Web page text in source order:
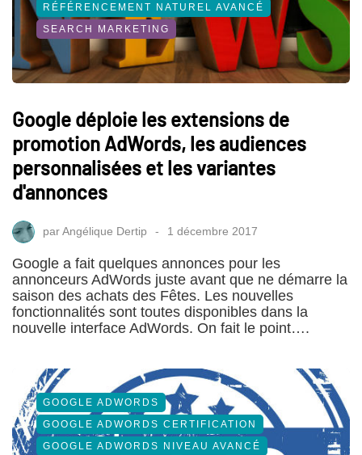
RÉFÉRENCEMENT NATUREL AVANCÉ
SEARCH MARKETING
Google déploie les extensions de
promotion AdWords, les audiences
personnalisées et les variantes
d'annonces
parAngélique Dertip 1 décembre 2017
Google a fait quelques annonces pour les
annonceurs AdWords juste avant que ne démarre la
saison des achats des Fêtes. Les nouvelles
fonctionnalités sont toutes disponibles dans la
nouvelle interface AdWords. On fait le point….
GOOGLE ADWORDS
GOOGLE ADWORDS CERTIFICATION
GOOGLE ADWORDS NIVEAU AVANCÉ